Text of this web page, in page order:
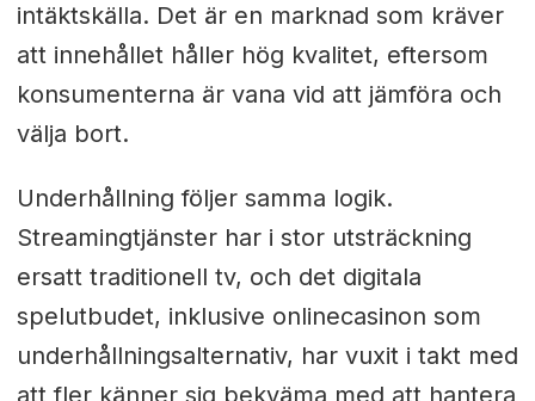
intäktskälla. Det är en marknad som kräver
att innehållet håller hög kvalitet, eftersom
konsumenterna är vana vid att jämföra och
välja bort.
Underhållning följer samma logik.
Streamingtjänster har i stor utsträckning
ersatt traditionell tv, och det digitala
spelutbudet, inklusive onlinecasinon som
underhållningsalternativ, har vuxit i takt med
att fler känner sig bekväma med att hantera